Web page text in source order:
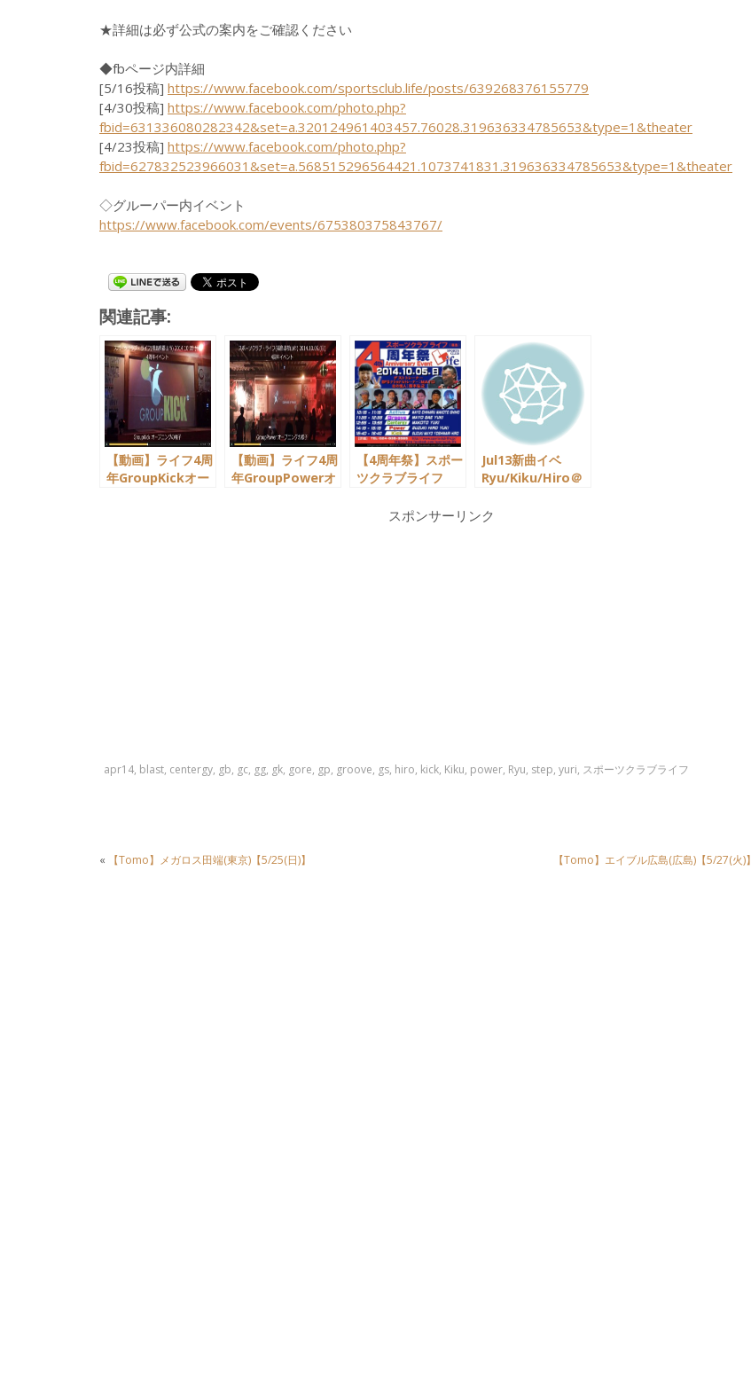
★詳細は必ず公式の案内をご確認ください
◆fbページ内詳細
[5/16投稿] https://www.facebook.com/sportsclub.life/posts/639268376155779
[4/30投稿] https://www.facebook.com/photo.php?
fbid=631336080282342&set=a.320124961403457.76028.319636334785653&type=1&theater
[4/23投稿] https://www.facebook.com/photo.php?
fbid=627832523966031&set=a.568515296564421.1073741831.319636334785653&type=1&theater
◇グルーパー内イベント
https://www.facebook.com/events/675380375843767/
関連記事:
【動画】ライフ4周
年GroupKickオー
【動画】ライフ4周
年GroupPowerオ
【4周年祭】スポー
ツクラブライフ
Jul13新曲イベ
Ryu/Kiku/Hiro＠
イフ20130901
スポンサーリンク
apr14, blast, centergy, gb, gc, gg, gk, gore, gp, groove, gs, hiro, kick, Kiku, power, Ryu, step, yuri, スポーツクラブライフ
« 【Tomo】メガロス田端(東京)【5/25(日)】 【Tomo】エイブル広島(広島)【5/27(火)】